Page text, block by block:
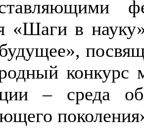
«Шаги в
будущее»,
конкурс
– среда